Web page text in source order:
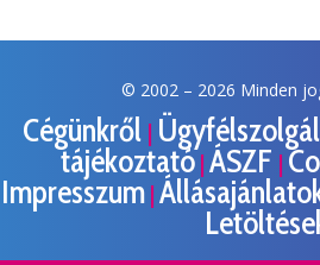
© 2002 – 2026 Minden
Cégünkről |
tájékoztató | ÁSZF |
Impresszum|